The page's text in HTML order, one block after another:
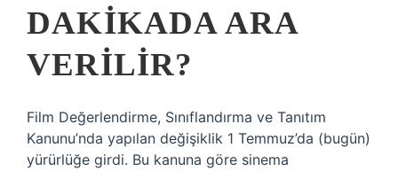
DAKIKADA ARA
VERILIR?
Film Değerlendirme, Sınıflandırma ve Tanıtım
Kanunu’nda yapılan değişiklik 1 Temmuz’da (bugün)
yürürlüğe girdi. Bu kanuna göre sinema